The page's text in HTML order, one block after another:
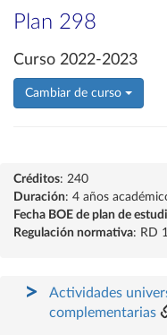
Plan 298
Curso 2022-2023
Cambiar de curso
Créditos: 240
Duración: 4 años
Fecha BOE de plan de
Regulación normativa: RD
Actividades
complementarias